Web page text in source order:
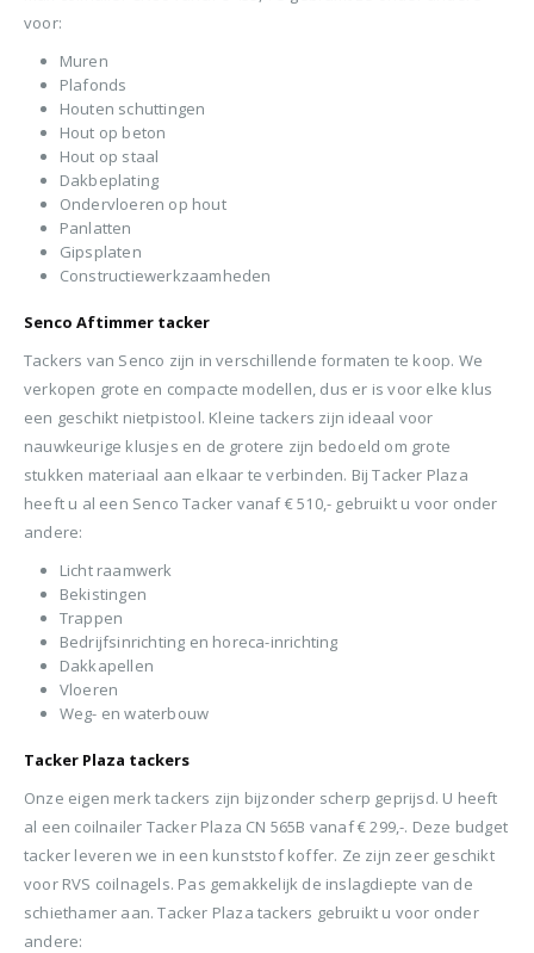
voor:
Muren
Plafonds
Houten schuttingen
Hout op beton
Hout op staal
Dakbeplating
Ondervloeren op hout
Panlatten
Gipsplaten
Constructiewerkzaamheden
Senco Aftimmer tacker
Tackers van Senco zijn in verschillende formaten te koop. We
verkopen grote en compacte modellen, dus er is voor elke klus
een geschikt nietpistool. Kleine tackers zijn ideaal voor
nauwkeurige klusjes en de grotere zijn bedoeld om grote
stukken materiaal aan elkaar te verbinden. Bij Tacker Plaza
heeft u al een Senco Tacker vanaf € 510,- gebruikt u voor onder
andere:
Licht raamwerk
Bekistingen
Trappen
Bedrijfsinrichting en horeca-inrichting
Dakkapellen
Vloeren
Weg- en waterbouw
Tacker Plaza tackers
Onze eigen merk tackers zijn bijzonder scherp geprijsd. U heeft
al een coilnailer Tacker Plaza CN 565B vanaf € 299,-. Deze budget
tacker leveren we in een kunststof koffer. Ze zijn zeer geschikt
voor RVS coilnagels. Pas gemakkelijk de inslagdiepte van de
schiethamer aan. Tacker Plaza tackers gebruikt u voor onder
andere: